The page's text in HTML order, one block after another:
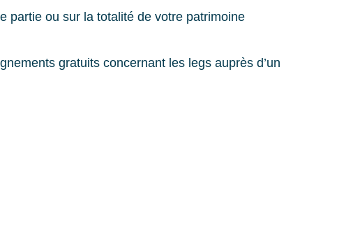
partie ou sur la totalité de votre patrimoine
gratuits concernant les legs auprès d’un